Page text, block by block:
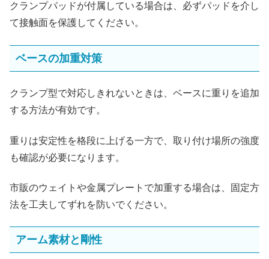
クランプパッドが付属している場合は、必ずパッドを介し
て接触面を保護してください。
ベースの加重対策
クランプ型で対応しきれないときは、ベースに重りを追加
する方法が有効です。
重りは安定性を格段に上げる一方で、取り付け場所の強度
も確認が必要になります。
市販のウェイトや金属プレートで加重する場合は、固定方
法を工夫してずれを防いでください。
アーム素材と剛性